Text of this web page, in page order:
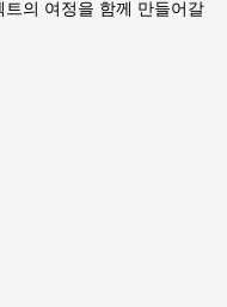
의 여정을 함께 만들어갈